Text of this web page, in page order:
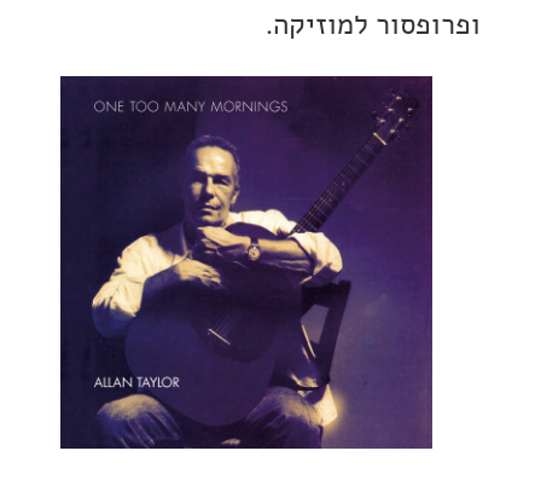
למוזיקה.